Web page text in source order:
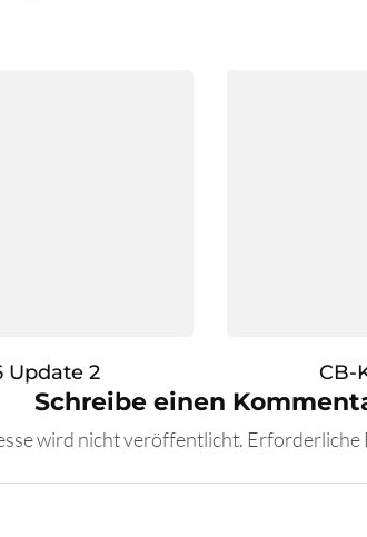
Update 2 CB-
Schreibe einen
wird nicht veröffentlicht. Erforderliche